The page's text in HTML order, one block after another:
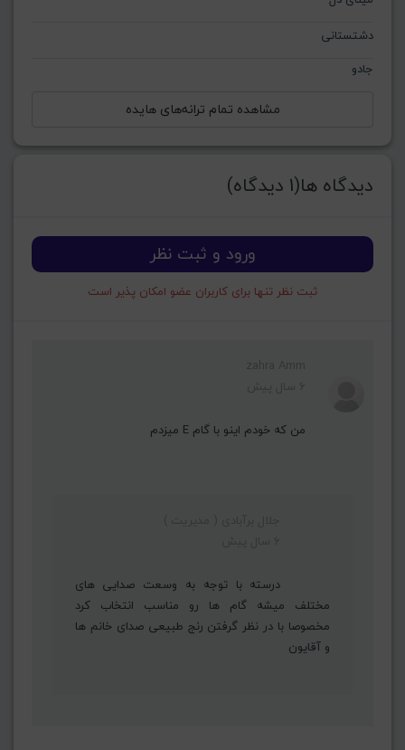
دشتستانی
جادو
مشاهده تمام ترانه‌های هایده
دیدگاه ها(1 دیدگاه)
ورود و ثبت نظر
ثبت نظر تنها برای کاربران عضو امکان پذیر است
من که خودم اینو با گام E میزدم
درسته با توجه به وسعت صدایی های
مختلف میشه گام ها رو مناسب انتخاب کرد
مخصوصا با در نظر گرفتن رنج طبیعی صدای خانم ها
و آقایون